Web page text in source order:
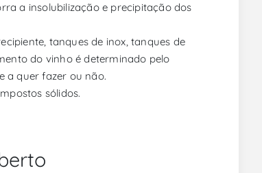
a insolubilização e precipitação dos
tanques de inox, tanques de
do vinho é determinado pelo
a quer fazer ou não.
sólidos.